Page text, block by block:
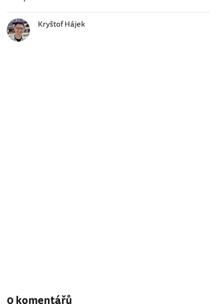
Kryštof Hájek
0 komentářů